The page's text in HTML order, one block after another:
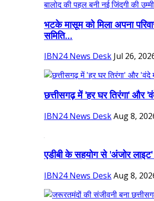
भटके मासूम को मिला अपना
समिति...
IBN24 News Desk Jul 26,
छत्तीसगढ़ में 'हर घर तिरंगा' और
IBN24 News DeskAug 8,
एडीबी के सहयोग से 'अंजोर
IBN24 News DeskAug 8,